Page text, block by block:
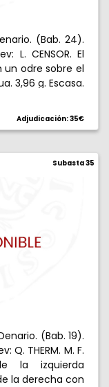
(Bab. 24).
L. CENSOR. El
un odre sobre el
3,96 g. Escasa.
Adjudicación: 35€
Subasta 35
(Bab. 19).
Q. THERM. M. F.
la izquierda
la derecha con